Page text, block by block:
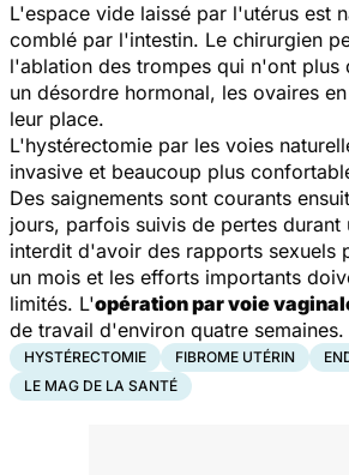
L'espace vide laissé par l'utérus est
comblé par l'intestin. Le chirurgien
l'ablation des trompes qui n'ont plus
un désordre hormonal, les ovaires
leur place.
L'hystérectomie par les voies
invasive et beaucoup plus
Des saignements sont courants
jours, parfois suivis de pertes durant
interdit d'avoir des rapports sexuels
un mois et les efforts importants
limités. L'opération par voie
de travail d'environ quatre semaines.
HYSTÉRECTOMIE FIBROME UTÉRIN
LE MAG DE LA SANTÉ